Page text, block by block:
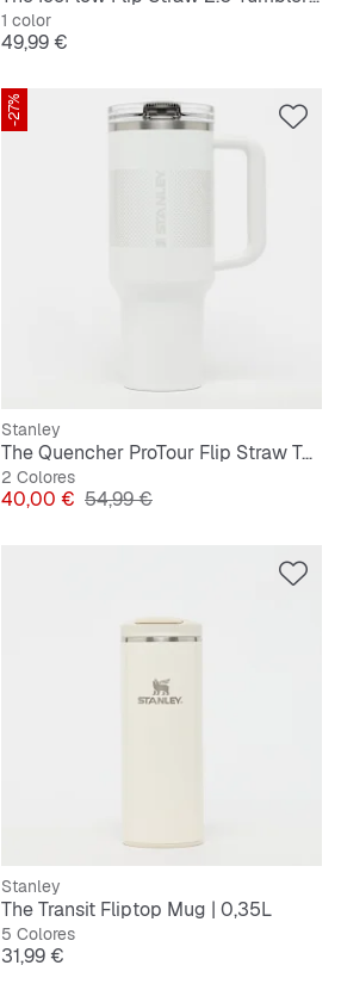
1 color
Precio
49,99 €
-27%
Stanley
The Quencher ProTour Flip Straw Tumbler | 1,2L
2 Colores
Precio
40,00 € Precio original
54,99 €
Stanley
The Transit Fliptop Mug | 0,35L
5 Colores
Precio
31,99 €